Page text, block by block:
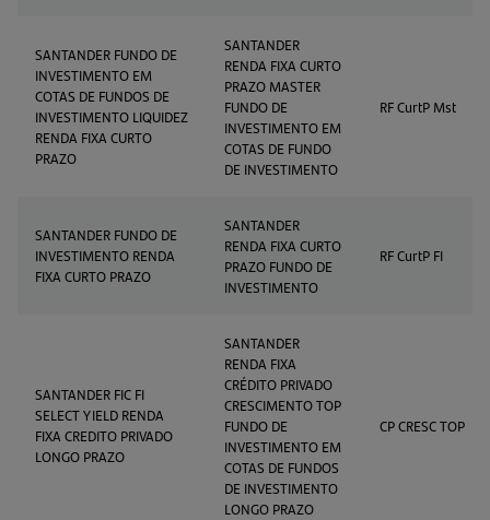
SANTANDER FUNDO DE
INVESTIMENTO EM
COTAS DE FUNDOS DE
INVESTIMENTO LIQUIDEZ
RENDA FIXA CURTO
PRAZO
SANTANDER
RENDA FIXA CURTO
PRAZO MASTER
FUNDO DE
INVESTIMENTO EM
COTAS DE FUNDO
DE INVESTIMENTO
RF CurtP Mst
SANTANDER FUNDO DE
INVESTIMENTO RENDA
FIXA CURTO PRAZO
SANTANDER
RENDA FIXA CURTO
PRAZO FUNDO DE
INVESTIMENTO
RF CurtP FI
SANTANDER FIC FI
SELECT YIELD RENDA
FIXA CREDITO PRIVADO
LONGO PRAZO
SANTANDER
RENDA FIXA
CRÉDITO PRIVADO
CRESCIMENTO TOP
FUNDO DE
INVESTIMENTO EM
COTAS DE FUNDOS
DE INVESTIMENTO
LONGO PRAZO
CP CRESC TOP